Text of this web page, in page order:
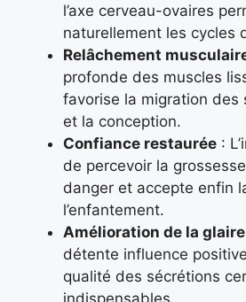
l’axe cerveau-ovaires
naturellement les cycles
Relâchement
profonde des muscles
favorise la migration des
et la conception.
Confiance restaurée :
de percevoir la
danger et accepte enfin
l’enfantement.
Amélioration de la glaire
détente influence
qualité des sécrétions
indispensables.